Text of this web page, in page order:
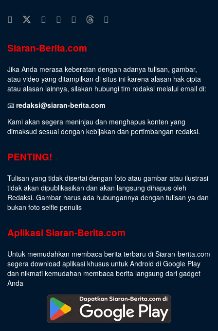
Siaran-Berita.com
Jika Anda merasa keberatan dengan adanya tulisan, gambar,
atau video yang ditampilkan di situs ini karena alasan hak cipta
atau alasan lainnya, silakan hubungi tim redaksi melalui email di:
📧 redaksi@siaran-berita.com
Kami akan segera meninjau dan menghapus konten yang
dimaksud sesuai dengan kebijakan dan pertimbangan redaksi.
PENTING!
Tulisan yang tidak disertai dengan foto atau gambar atau ilustrasi
tidak akan dipublikasikan dan akan langsung dihapus oleh
Redaksi. Gambar harus ada hubungannya dengan tulisan ya dan
bukan foto selfie penulis
Aplikasi Siaran-Berita.com
Untuk memudahkan membaca berita terbaru di Siaran-berita.com
segera download aplikasi khusus untuk Android di Google Play
dan nikmati kemudahan membaca berita langsung dari gadget
Anda